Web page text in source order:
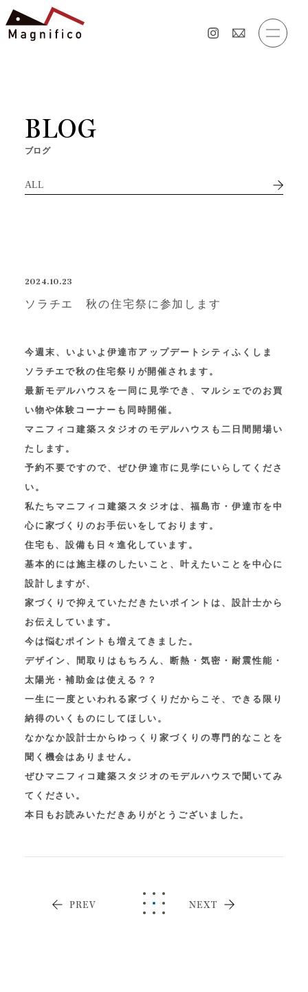
BLOG
ブログ
ALL
2024.10.23
ソラチエ 秋の住宅祭に参加します
今週末、いよいよ伊達市アップデートシティふくしま
ソラチエで秋の住宅祭りが開催されます。
最新モデルハウスを一同に見学でき、マルシェでのお買
い物や体験コーナーも同時開催。
マニフィコ建築スタジオのモデルハウスも二日間開場い
たします。
予約不要ですので、ぜひ伊達市に見学にいらしてくださ
い。
私たちマニフィコ建築スタジオは、福島市・伊達市を中
心に家づくりのお手伝いをしております。
住宅も、設備も日々進化しています。
基本的には施主様のしたいこと、叶えたいことを中心に
設計しますが、
家づくりで抑えていただきたいポイントは、設計士から
お伝えしています。
今は悩むポイントも増えてきました。
デザイン、間取りはもちろん、断熱・気密・耐震性能・
太陽光・補助金は使える？？
一生に一度といわれる家づくりだからこそ、できる限り
納得のいくものにしてほしい。
なかなか設計士からゆっくり家づくりの専門的なことを
聞く機会はありません。
ぜひマニフィコ建築スタジオのモデルハウスで聞いてみ
てください。
本日もお読みいただきありがとうございました。
PREV NEXT